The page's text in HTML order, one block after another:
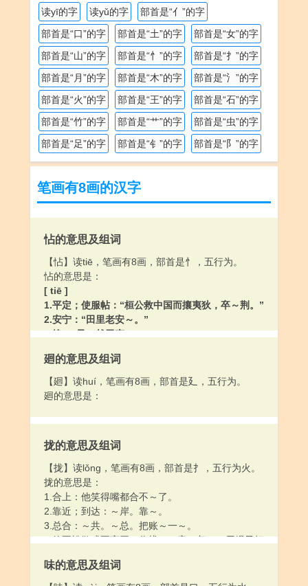
读yī的字
读yǔ的字
部首是“亻”的字
部首是“口”的字
部首是“土”的字
部首是“女”的字
部首是“山”的字
部首是“忄”的字
部首是“扌”的字
部首是“月”的字
部首是“木”的字
部首是“氵”的字
部首是“火”的字
部首是“王”的字
部首是“石”的字
部首是“竹”的字
部首是“艹”的字
部首是“虫”的字
部首是“足”的字
部首是“钅”的字 部首是“阝”的字
笔画有8画的汉字
怗的意思及组词
【怗】读tiē，笔画有8画，部首是忄，五行为。
怗的意思是：
[ tiē ]
1.平定；使服帖：“桓公救中国而攘夷狄，卒～荆。”
2.安宁：“田里老安～。”
3.静：“乃～然无声。”
〔～懘（chì）〕乐音不和谐。
廻的意思及组词
【廻】读huí，笔画有8画，部首是廴，五行为。
廻的意思是：
拢的意思及组词
【拢】读lǒng，笔画有8画，部首是扌，五行为火。
拢的意思是：
1.合上：他笑得嘴都合不～了。
2.靠近；到达：～岸。靠～。
3.总合：～共。～总。把账～一～。
4.使不松散或不离开；收拢：～音。归～。用绳子把
5.梳（头发）：她用梳子～了～头发。
6.姓。
味的意思及组词